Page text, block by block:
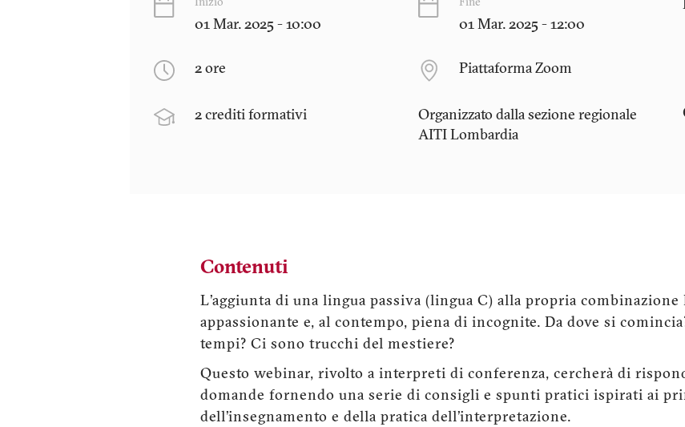
Inizio
01 Mar. 2025 - 10:00
Fine
01 Mar. 2025 - 12:00
2 ore Piattaforma Zoom
2 crediti formativi
Organizzato dalla sezione regionale
AITI Lombardia
Contenuti
L’aggiunta di una lingua passiva (lingua C) alla propria combinazione
appassionante e, al contempo, piena di incognite. Da dove si
tempi? Ci sono trucchi del mestiere?
Questo webinar, rivolto a interpreti di conferenza, cercherà di
domande fornendo una serie di consigli e spunti pratici ispirati ai
dell’insegnamento e della pratica dell’interpretazione.